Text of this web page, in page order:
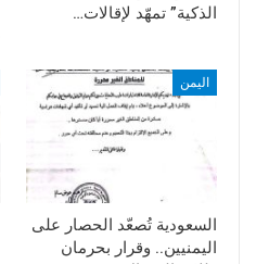
الذكية” تمهّد لإقالات…
اليمن
السعودية تُصعّد الحصار على
اليمنيين.. وقرار بحرمان